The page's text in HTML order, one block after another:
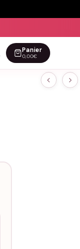
Panier
0,00€